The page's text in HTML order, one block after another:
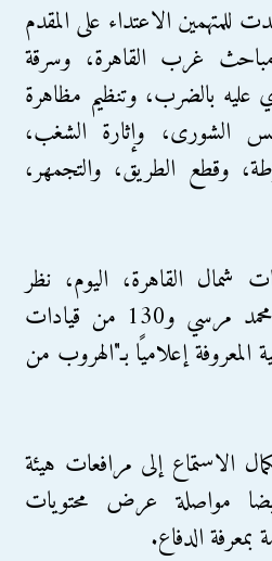
للمتهمين الاعتداء على المقدم
غرب القاهرة، وسرقة
عليه بالضرب، وتنظيم مظاهرة
الشورى، وإثارة الشغب،
وقطع الطريق، والتجمهر،
شمال القاهرة، اليوم، نظر
جلسات محاكمة الرئيس محمد مرسي و130 من قيادات
إعلاميًا بـ"الهروب من
الاستماع إلى مرافعات هيئة
مواصلة عرض محتويات
بمعرفة الدفاع.